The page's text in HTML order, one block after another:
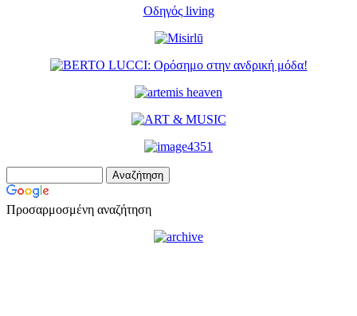
Οδηγός living
Προσαρμοσμένη αναζήτηση